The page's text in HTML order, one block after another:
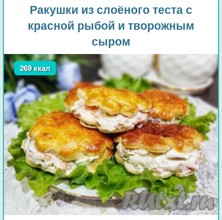
Ракушки из слоёного теста с
красной рыбой и творожным
сыром
269 ккал